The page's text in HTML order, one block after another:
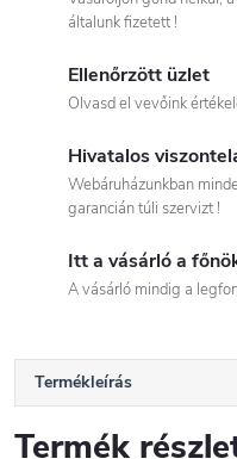
általunk fizetett !
Ellenőrzött üzlet
Olvasd el vevőink
Hivatalos
Webáruházunkban
garancián túli szervizt !
Itt a vásárló a
A vásárló mindig a
Termékleírás
Termék